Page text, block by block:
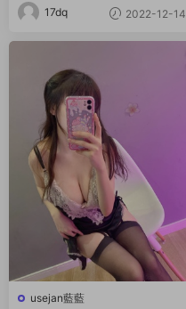
17dq 2022-12-14
usejan藍藍